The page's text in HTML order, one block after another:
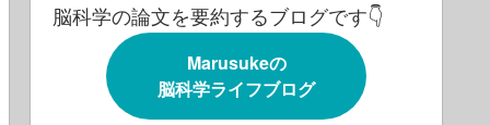
脳科学の論文を要約するブログです👇
Marusukeの
脳科学ライフブログ